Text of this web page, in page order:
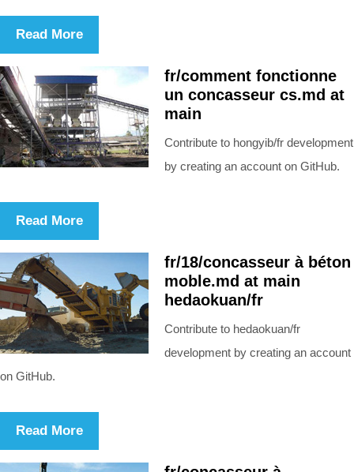
Read More
fr/comment fonctionne
un concasseur cs.md at
main
Contribute to hongyib/fr development
by creating an account on GitHub.
Read More
fr/18/concasseur à béton
moble.md at main
hedaokuan/fr
Contribute to hedaokuan/fr
development by creating an account
on GitHub.
Read More